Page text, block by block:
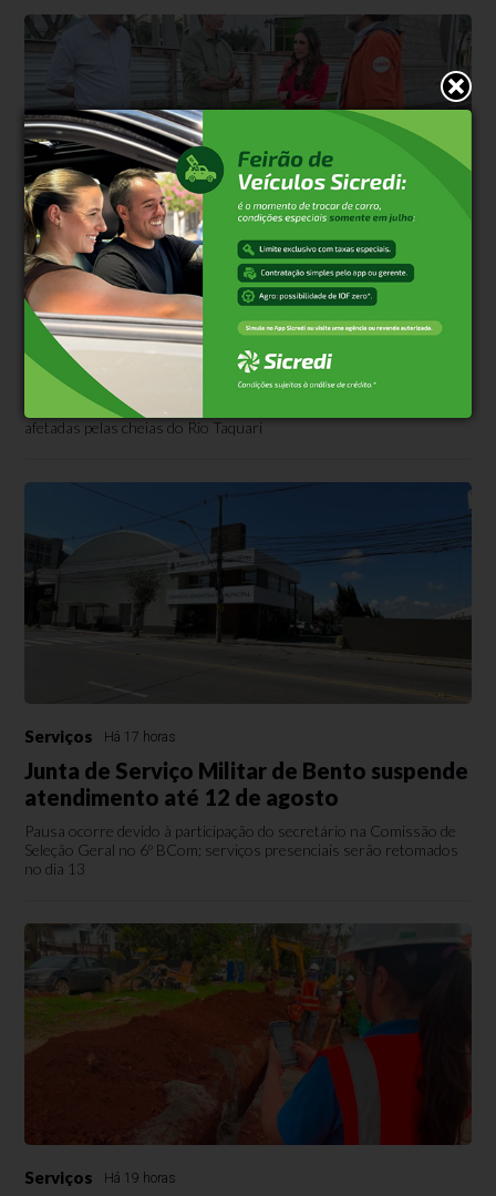
Reconstrução Há 2 horas
Ministro da Integração e do
Desenvolvimento Regional visita Santa
Tereza
Waldez Góes acompanhou a prefeita Gisele Caumo em obras de
contenção e recebeu solicitações de recursos para estradas
afetadas pelas cheias do Rio Taquari
Serviços Há 17 horas
Junta de Serviço Militar de Bento suspende
atendimento até 12 de agosto
Pausa ocorre devido à participação do secretário na Comissão de
Seleção Geral no 6º BCom; serviços presenciais serão retomados
no dia 13
Serviços Há 19 horas